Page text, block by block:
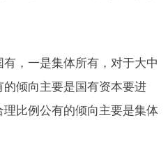
，一是集体所有，对于大中
倾向主要是国有资本要进
比例公有的倾向主要是集体